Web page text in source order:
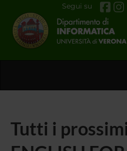
Segui su
Tutti i